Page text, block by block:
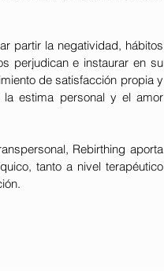
partir la negatividad, hábitos
perjudican e instaurar en su
de satisfacción propia y
la estima personal y el amor
Rebirthing aporta
tanto a nivel terapéutico